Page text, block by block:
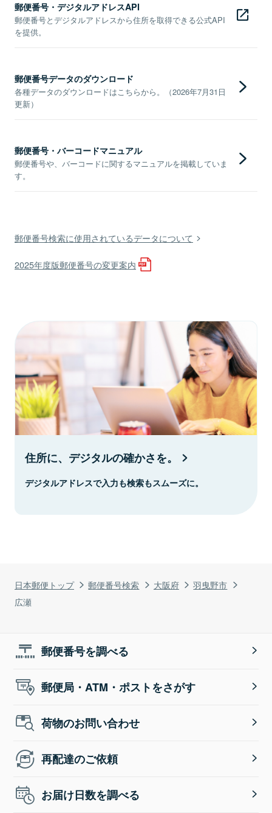
日本郵便トップ 郵便番号検索 大阪府
羽曳野市
広瀬
郵便番号・デジタルアドレスAPI
郵便番号とデジタルアドレスから住所を取得できる公式API
を提供。
郵便番号データのダウンロード
各種データのダウンロードはこちらから。（2026年7月31日
更新）
郵便番号・バーコードマニュアル
郵便番号や、バーコードに関するマニュアルを掲載していま
す。
郵便番号検索に使用されているデータについて
2025年度版郵便番号の変更案内
住所に、デジタルの確かさを。
デジタルアドレスで入力も検索もスムーズに。
郵便番号を調べる
郵便局・ATM・ポストをさがす
荷物のお問い合わせ
再配達のご依頼
お届け日数を調べる